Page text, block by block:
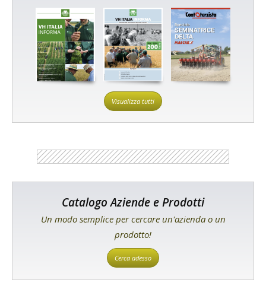
Visualizza tutti
Catalogo Aziende e Prodotti
Un modo semplice per cercare un'azienda o un
prodotto!
Cerca adesso